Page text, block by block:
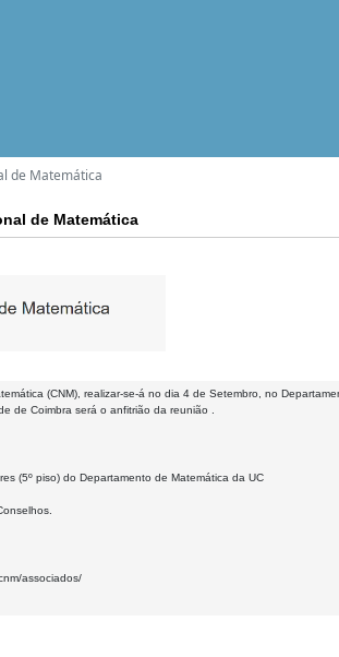
de Matemática
de Matemática
(CNM), realizar-se-á no dia 4 de Setembro, no
de Coimbra será o anfitrião da reunião .
(5º piso) do Departamento de Matemática da UC
associados/